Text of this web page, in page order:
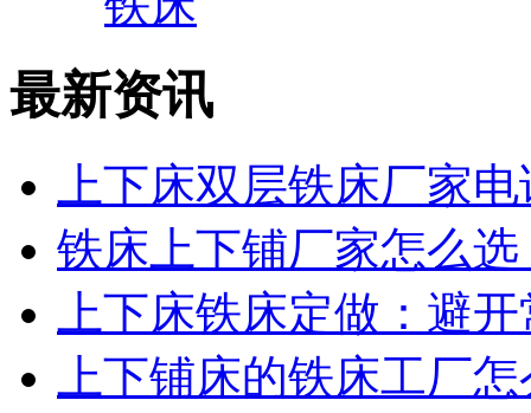
最新资讯
上下床双层铁床厂家
铁床上下铺厂家怎么
上下床铁床定做：避
上下铺床的铁床工厂